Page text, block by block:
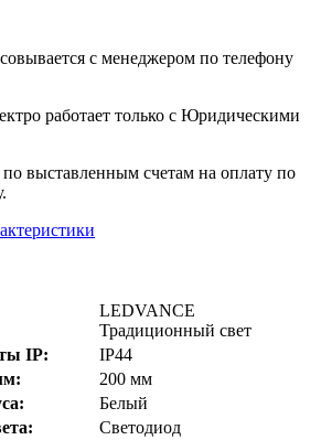
с менеджером по телефону
работает только с Юридическими
выставленным счетам на оплату по
LEDVANCE
Традиционный свет
IP:
IP44
200 мм
Белый
Светодиод